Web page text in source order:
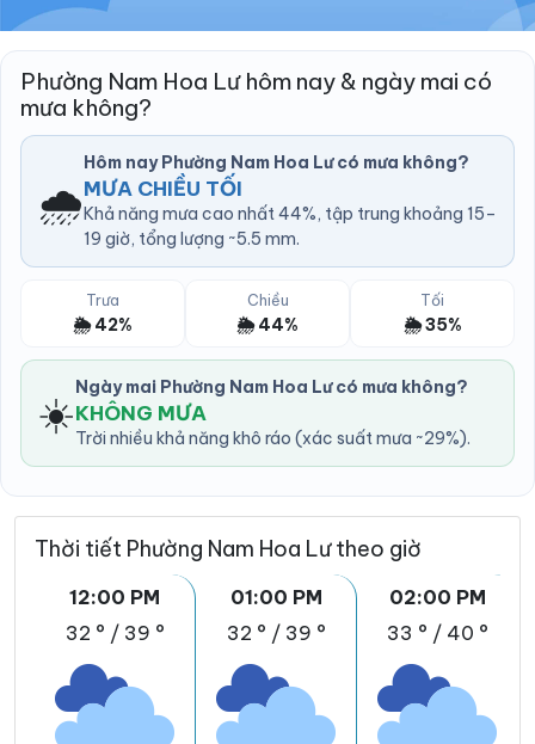
Phường Nam Hoa Lư hôm nay & ngày mai có
mưa không?
🌧️
Hôm nay Phường Nam Hoa Lư có mưa không?
MƯA CHIỀU TỐI
Khả năng mưa cao nhất 44%, tập trung khoảng 15–
19 giờ, tổng lượng ~5.5 mm.
Trưa
🌦️ 42%
Chiều
🌦️ 44%
Tối
🌦️ 35%
☀️ Ngày mai Phường Nam Hoa Lư có mưa không?
KHÔNG MƯA
Trời nhiều khả năng khô ráo (xác suất mưa ~29%).
Thời tiết Phường Nam Hoa Lư theo giờ
12:00 PM
32 ° / 39 °
01:00 PM
32 ° / 39 °
02:00 PM
33 ° / 40 °